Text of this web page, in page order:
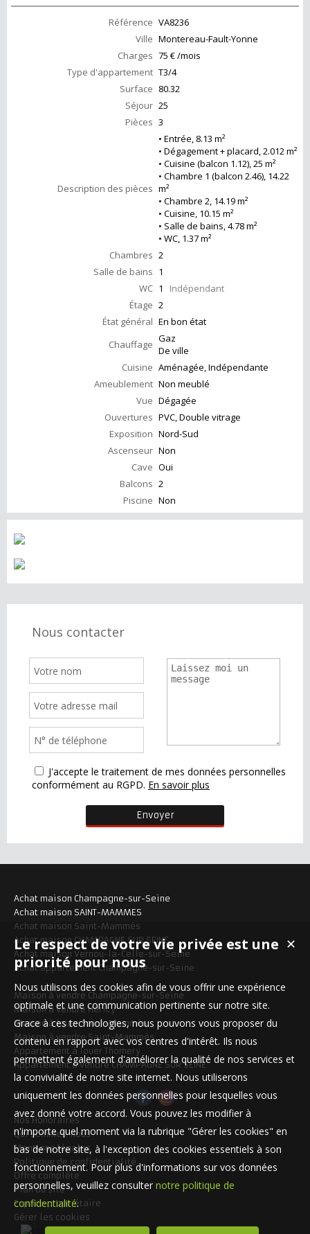
Référence VA8236
Ville Montereau-Fault-Yonne
Charges 75 € /mois
Type d'appartement T3/4
Surface 80.32
Séjour 25
Pièces 3
Description des pièces
• Entrée, 8.13 m²
• Dégagement + placard, 2.012 m²
• Cuisine (balcon 1.12), 25 m²
• Chambre 1 (balcon 2.46), 14.22
m²
• Chambre 2, 14.19 m²
• Cuisine, 10.15 m²
• Salle de bains, 4.78 m²
• WC, 1.37 m²
Chambres 2
Salle de bains 1
WC 1 Indépendant
Étage 2
État général En bon état
Chauffage Gaz
De ville
Cuisine Aménagée, Indépendante
Ameublement Non meublé
Vue Dégagée
Ouvertures PVC, Double vitrage
Exposition Nord-Sud
Ascenseur Non
Cave Oui
Balcons 2
Piscine Non
Nous contacter
J'accepte le traitement de mes données personnelles
conformément au RGPD. En savoir plus
Achat maison Champagne-sur-Seine
Achat maison SAINT-MAMMES
Achat maison Saint-Mammès
Achat maison CHAMPAGNE SUR SEINE
Achat maison Vernou-la-Celle-sur-Seine
Achat appartement Champagne-sur-Seine
Maison à vendre Champagne-sur-Seine
Maison à vendre Héricy
Maison à louer Saint-Mammès
Maison à vendre Saint-Mammès
Appartement à louer Thomery
Appartement à vendre CHAMPAGNE SUR SEINE
Nos Honoraires
Qui sommes-nous
Mentions légales
Politique de confidentialité
Offre complète
Plan du site
Espace propriétaire
Gérer les cookies
✕
Le respect de votre vie privée est une
priorité pour nous
Nous utilisons des cookies afin de vous offrir une expérience
optimale et une communication pertinente sur notre site.
Grace à ces technologies, nous pouvons vous proposer du
contenu en rapport avec vos centres d'intérêt. Ils nous
permettent également d'améliorer la qualité de nos services et
la convivialité de notre site internet. Nous utiliserons
uniquement les données personnelles pour lesquelles vous
avez donné votre accord. Vous pouvez les modifier à
n'importe quel moment via la rubrique "Gérer les cookies" en
bas de notre site, à l'exception des cookies essentiels à son
fonctionnement. Pour plus d'informations sur vos données
personnelles, veuillez consulter notre politique de
confidentialité.